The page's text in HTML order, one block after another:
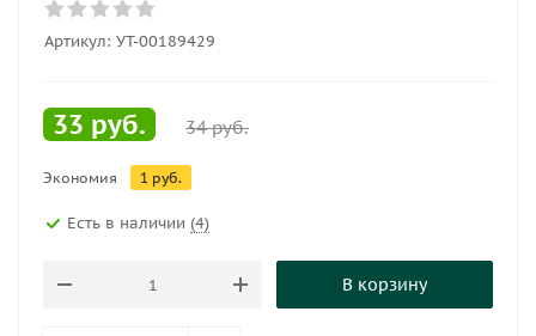
Артикул: УТ-00189429
33 руб. 34руб.
Экономия 1 руб.
Есть в наличии (4)
В корзину